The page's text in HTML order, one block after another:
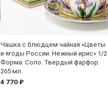
Чашка с блюдцем чайная «Цветы
и ягоды России. Нежный ирис» 1/2
Форма: Соло. Твердый фарфор.
265 мл.
4 770 ₽